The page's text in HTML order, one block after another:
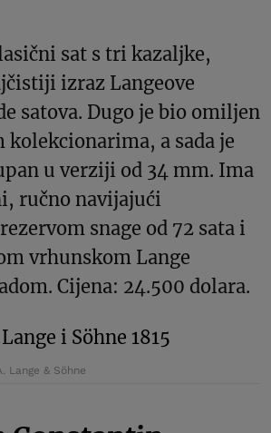
sat s tri kazaljke,
izraz Langeove
satova. Dugo je bio omiljen
a sada je
u verziji od 34 mm. Ima
ručno navijajući
snage od 72 sata i
vrhunskom Lange
Cijena: 24.500 dolara.
Lange & Söhne